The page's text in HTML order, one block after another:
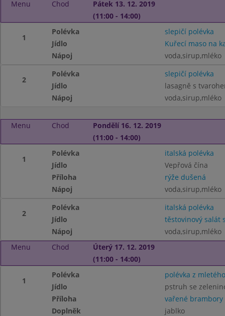
Menu
Chod
Pátek 13. 12. 2019
(11:00 - 14:00)
1
Polévka
slepičí polévka
Jídlo
Kuřecí maso na
Nápoj
voda,sirup,mléko
2
Polévka
slepičí polévka
Jídlo
lasagně s
Nápoj
voda,sirup,mléko
Menu Chod
Pondělí 16. 12. 2019
(11:00 - 14:00)
1
Polévka
italská polévka
Jídlo
Vepřová čína
Příloha
rýže dušená
Nápoj
voda,sirup,mléko
2
Polévka
italská polévka
Jídlo
těstovinový salát
Nápoj
voda,sirup,mléko
Menu
Chod
Úterý 17. 12. 2019
(11:00 - 14:00)
1
Polévka
polévka z
Jídlo
pstruh se
Příloha
vařené brambory
Doplněk
jablko